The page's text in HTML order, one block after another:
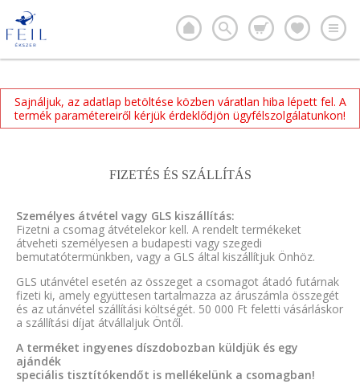
Sajnáljuk, az adatlap betöltése közben váratlan hiba lépett fel. A
termék paramétereiről kérjük érdeklődjön ügyfélszolgálatunkon!
FIZETÉS ÉS SZÁLLÍTÁS
Személyes átvétel vagy GLS kiszállítás:
Fizetni a csomag átvételekor kell. A rendelt termékeket
átveheti személyesen a budapesti vagy szegedi
bemutatótermünkben, vagy a GLS által kiszállítjuk Önhöz.
GLS utánvétel esetén az összeget a csomagot átadó futárnak
fizeti ki, amely együttesen tartalmazza az áruszámla összegét
és az utánvétel szállítási költségét. 50 000 Ft feletti vásárláskor
a szállítási díjat átvállaljuk Öntől.
A terméket ingyenes díszdobozban küldjük és egy
ajándék
speciális tisztítókendőt is mellékelünk a csomagban!